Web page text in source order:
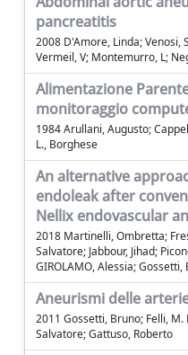
pancreatitis
2008 D'Amore, Linda; Venosi,
Vermeil, V; Montemurro, L;
Alimentazione
monitoraggio
1984 Arullani, Augusto;
L., Borghese
An alternative
endoleak after
Nellix endovascular
2018 Martinelli, Ombretta;
Salvatore; Jabbour, Jihad;
GIROLAMO, Alessia; Gossetti,
Aneurismi delle
2011 Gossetti, Bruno; Felli, M.
Salvatore; Gattuso, Roberto